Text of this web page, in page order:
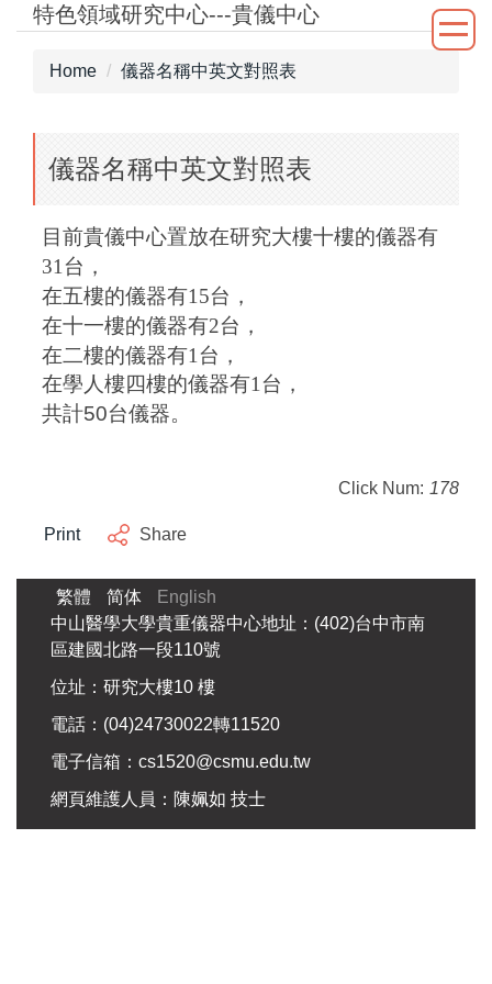
Jump
特色領域研究中心---貴儀中心
Home 儀器名稱中英文對照表
儀器名稱中英文對照表
目前貴儀中心置放在研究大樓十樓的儀器有
31 台，
在五樓的儀器有15台，
在十一樓的儀器有2台，
在二樓的儀器有1 台，
在學人樓四樓的儀器有1 台，
共計50台儀器。
Click Num: 178
Print Share
繁體 简体
English
中山醫學大學貴重儀器中心地址：(402)台中市南
區建國北路一段110號
位址：研究大樓10 樓
電話：(04)24730022轉11520
電子信箱： cs1520@csmu.edu.tw
網頁維護人員：陳姵如 技士